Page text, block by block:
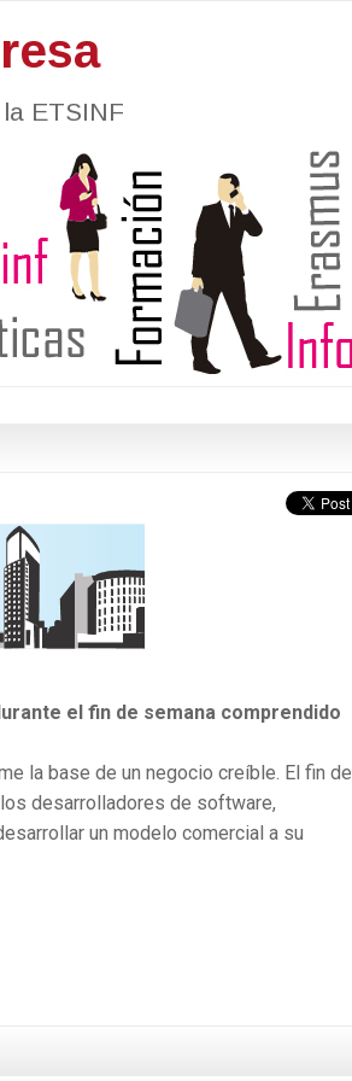
ETSINF
el fin de semana comprendido
la base de un negocio creíble. El fin de
desarrolladores de software,
un modelo comercial a su